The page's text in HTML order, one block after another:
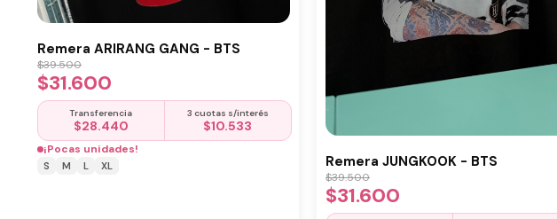
Remera ARIRANG GANG - BTS
$39.500
$31.600
Transferencia
$28.440
3 cuotas s/interés
$10.533
¡Pocas unidades!
S M L XL Remera JUNGKOOK - BTS
$39.500
$31.600